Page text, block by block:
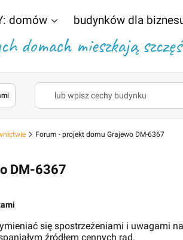
domów budynków dla
domach mieszkają
Forum - projekt domu Grajewo DM-6367
DM-6367
się spostrzeżeniami i uwagami
źródłem cennych rad.